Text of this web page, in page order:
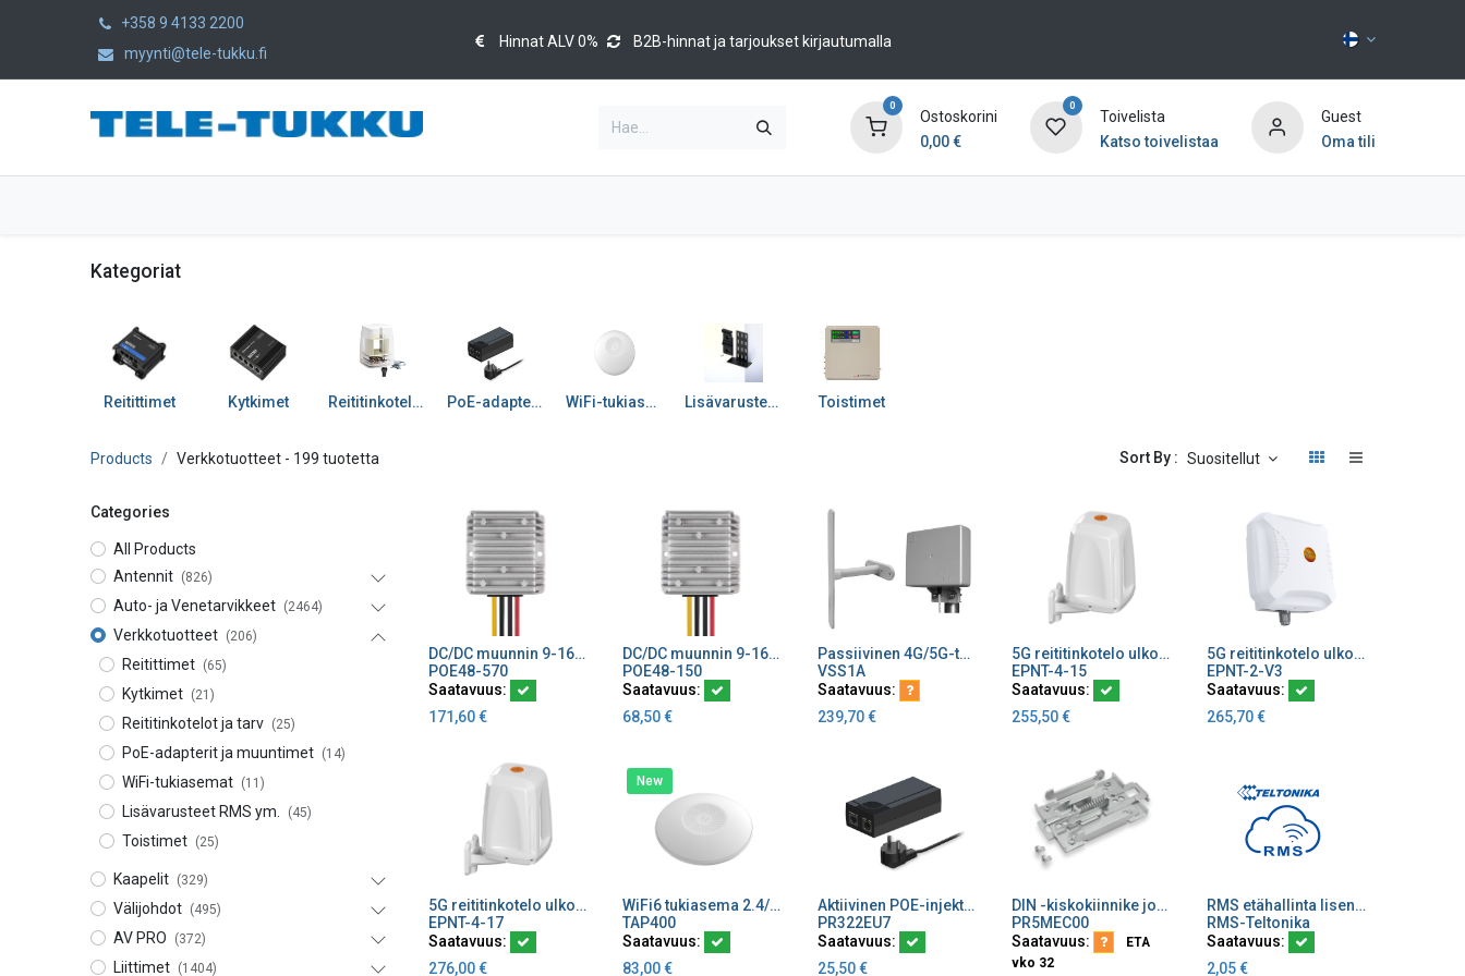
+358 9 4133 2200
myynti@tele-tukku.fi
Hinnat ALV 0% B2B-hinnat ja tarjoukset kirjautumalla
0
Ostoskorini
0,00€
0
Toivelista
Katso toivelistaa
Guest
Oma tili
Kategoriat
Reitittimet Kytkimet Reititinkotelot ja tarv PoE-adapterit ja muuntimet WiFi-tukiasemat Lisävarusteet RMS ym. Toistimet
Products Verkkotuotteet- 199 tuotetta Sort By : Suositellut
Categories
All Products
Antennit
(826)
Auto- ja Venetarvikkeet (2464)
Verkkotuotteet (206)
Reitittimet (65)
Kytkimet (21)
Reititinkotelot ja tarv (25)
PoE-adapterit ja muuntimet (14)
WiFi-tukiasemat (11)
Lisävarusteet RMS ym. (45)
Toistimet (25)
Kaapelit (329)
Välijohdot (495)
AV PRO (372)
Liittimet (1404)
Lisää ostoskoriinDC/DC muunnin 9-16 V->48 V 10 A/570 W IP68 PoE
POE48-570
Saatavuus:
171,60€
Lisää ostoskoriinDC/DC muunnin 9-16 V->48 V 3 A/150 W IP68 PoE
POE48-150
Saatavuus:
68,50€
Lisää ostoskoriinPassiivinen 4G/5G-toistin 10 m kaapeli Sirio 8610128+ 8610130+203207203 VSS
VSS1A
Saatavuus:
239,70€
Lisää ostoskoriin5G reititinkotelo ulkokäyttöön 2x2 MiMo ympärisäteilevä GPS/GNSS WiFi 3dBi IP67
EPNT-4-15
Saatavuus:
255,50€
Lisää ostoskoriin5G reititinkotelo ulkokäyttöön 4x4 MiMo suuntaava/ympärisäteilevä WiFi 11 dBi
EPNT-2-V3
Saatavuus:
265,70€
Lisää ostoskoriin5G reititinkotelo ulkokäyttöön 4x4 MiMo ympärisäteilevä GPS/GNSS WiFi 3dBi IP67
EPNT-4-17
Saatavuus:
276,00€
New
Lisää ostoskoriinWiFi6 tukiasema 2.4/5/6GHz 802.11b/g/n/ac/ax Free RMS
TAP400
Saatavuus:
83,00€
Lisää ostoskoriinAktiivinen POE-injektori, 52VDC/0.35A/15W, IEEE 802.3af tuki
PR322EU7
Saatavuus:
25,50€
Lisää ostoskoriinDIN -kiskokiinnike jousella Teltonikan reitittimille
PR5MEC00
Saatavuus:
ETA
vko 32
Lisää ostoskoriinRMS etähallinta lisenssi
RMS-Teltonika
Saatavuus:
2,05€